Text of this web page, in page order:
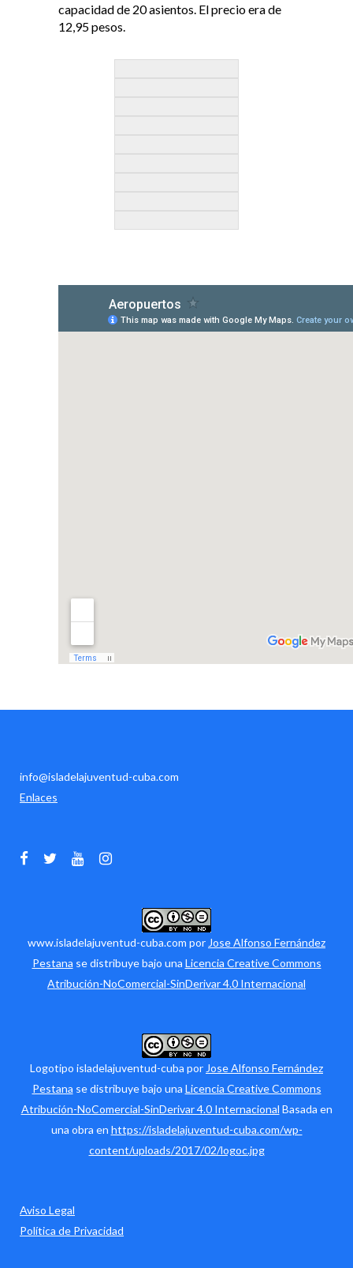
capacidad de 20 asientos. El precio era de
12,95 pesos.
info@isladelajuventud-cuba.com
Enlaces
www.isladelajuventud-cuba.com por Jose Alfonso Fernández
Pestana se distribuye bajo una Licencia Creative Commons
Atribución-NoComercial-SinDerivar 4.0 Internacional
Logotipo isladelajuventud-cuba por Jose Alfonso Fernández
Pestana se distribuye bajo una Licencia Creative Commons
Atribución-NoComercial-SinDerivar 4.0 Internacional Basada en
una obra en https://isladelajuventud-cuba.com/wp-
content/uploads/2017/02/logoc.jpg
Aviso Legal
Política de Privacidad